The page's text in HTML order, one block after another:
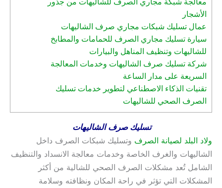
الأشجار
عمال تسليك شبكات مجاري صرف الشاليهات
سيارة تسليك مجاري الصرف للحمامات والمطابخ
للشاليهات وتنظيف المناهل والبيارات
شركة تسليك صرف الشاليهات وخدمات المعالجة
السريعة على مدار الساعة
تقنيات الذكاء الاصطناعي لتطوير خدمات تسليك
الصرف الصحي للشاليهات
تسليك صرف الشاليهات
ولاد البلد لصيانة الصرف وتسليك شبكات الصرف داخل
الشاليهات والغرف الخاصة وخدمات معالجة الانسداد والتنظيف
الشامل تُعد مشكلات الصرف الصحي للشالية من أكثر
المشكلات التي تؤثر في راحة المكان ونظافته وسلامة